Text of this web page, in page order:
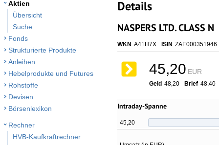
Aktien
Übersicht
Suche
Fonds
Strukturierte Produkte
Anleihen
Hebelprodukte und Futures
Rohstoffe
Devisen
Börsenlexikon
Rechner
HVB-Kaufkraftrechner
Details
NASPERS LTD. CLASS N
WKN A41H7X ISIN ZAE000351946
45,20 EUR
Geld 48,20 Brief 48,40
Intraday-Spanne
45,20